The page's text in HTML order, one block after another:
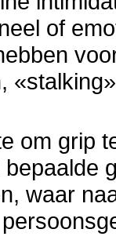
of
om grip
waar